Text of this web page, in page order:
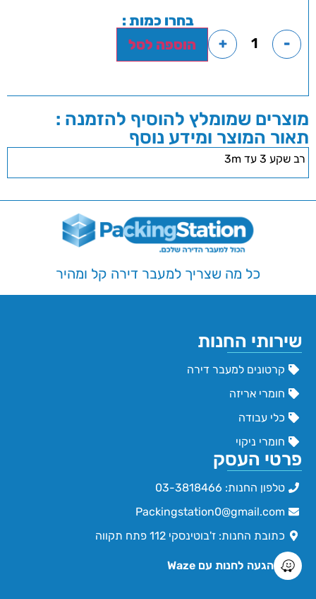
בחרו כמות :
-
+ הוספה לסל
מוצרים שמומלץ להוסיף להזמנה :
תאור המוצר ומידע נוסף
רב שקע 3 עד 3m
כל מה שצריך למעבר דירה קל ומהיר
שירותי החנות
קרטונים למעבר דירה
חומרי אריזה
כלי עבודה
חומרי ניקוי
פרטי העסק
טלפון החנות: 03-3818466
Packingstation0@gmail.com
כתובת החנות: ז'בוטינסקי 112 פתח תקווה
הגעה לחנות עם Waze